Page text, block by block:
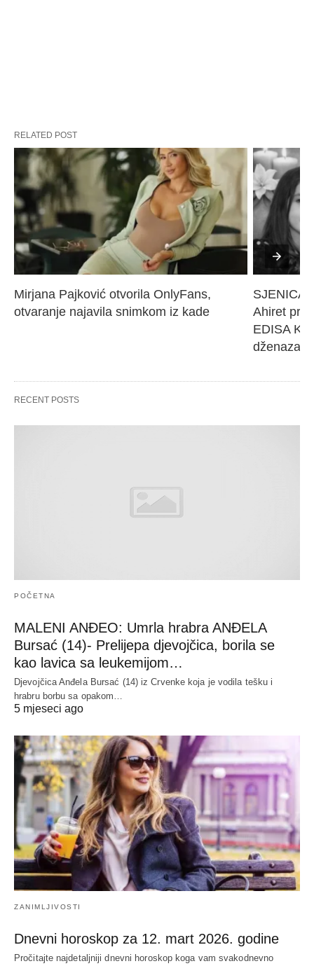
RELATED POST
Mirjana Pajković otvorila OnlyFans,
otvaranje najavila snimkom iz kade
SJENICA
Ahiret
EDISA
dženaza
RECENT POSTS
POČETNA
MALENI ANĐEO: Umrla hrabra ANĐELA
Bursać (14)- Prelijepa djevojčica, borila se
kao lavica sa leukemijom…
Djevojčica Anđela Bursać (14) iz Crvenke koja je vodila tešku i
hrabru borbu sa opakom…
5 mjeseci ago
ZANIMLJIVOSTI
Dnevni horoskop za 12. mart 2026. godine
Pročitajte najdetaljniji dnevni horoskop koga vam svakodnevno